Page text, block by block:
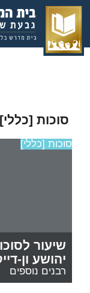
סוכות [כללי]
סוכות [כללי]
שיעור
יהושע ון-
רבנים נוספים